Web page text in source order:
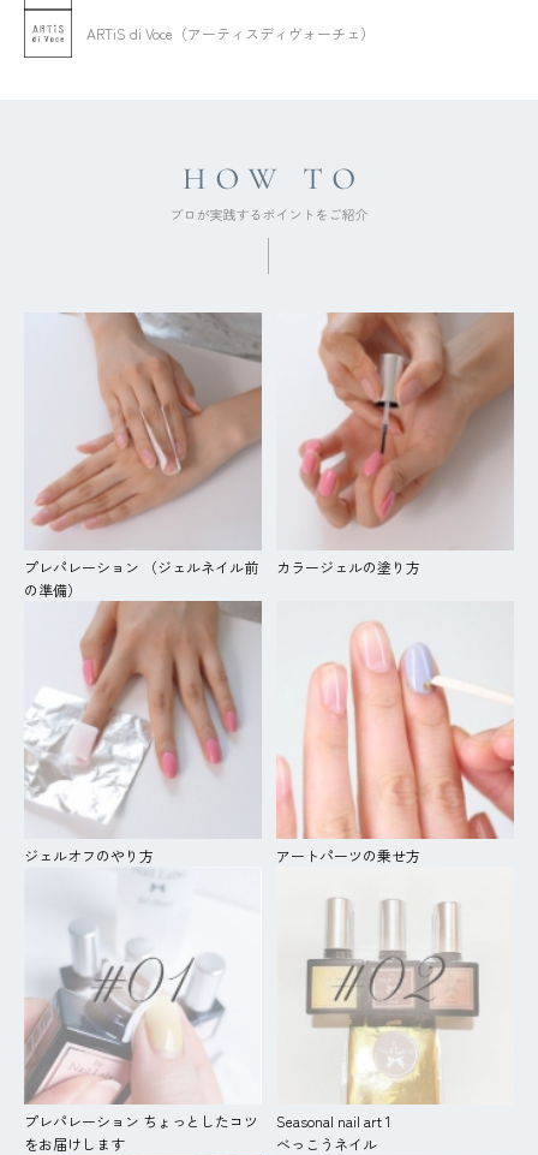
ARTiS di Voce（アーティスディヴォーチェ）
プレパレーション （ジェルネイル前
の準備）
カラージェルの塗り方
ジェルオフのやり方 アートパーツの乗せ方
プレパレーション ちょっとしたコツ
をお届けします
Seasonal nail art 1
べっこうネイル